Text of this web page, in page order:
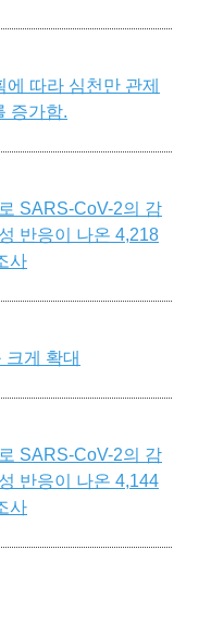
따라 심천만 관제
증가함.
SARS-CoV-2의 감
반응이 나온 4,218
사
게 확대
SARS-CoV-2의 감
반응이 나온 4,144
사